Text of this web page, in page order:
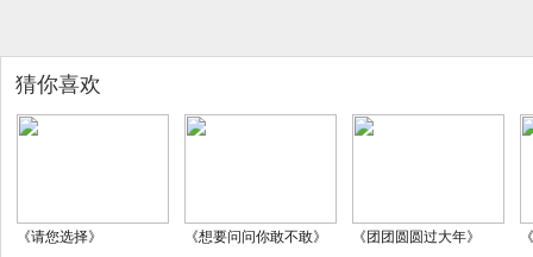
猜你喜欢
《请您选择》 《想要问问你敢不敢》 《团团圆圆过大年》